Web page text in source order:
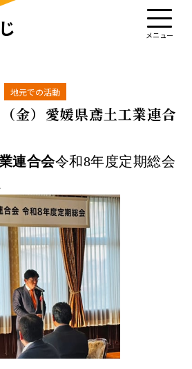
・実績
らせ応援する
地元での活動
金）愛媛県鳶土工業連合
連合会令和8年度定期総会